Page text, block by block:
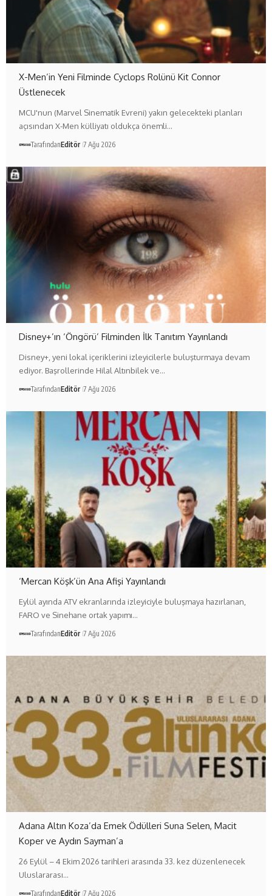
X-Men’in Yeni Filminde Cyclops Rolünü Kit Connor
Üstlenecek
MCU'nun (Marvel Sinematik Evreni) yakın gelecekteki planları
açısından X-Men külliyatı oldukça önemli…
TarafındanEditör 7 Ağu 2026
Disney+’ın ‘Öngörü’ Filminden İlk Tanıtım Yayınlandı
Disney+, yeni lokal içeriklerini izleyicilerle buluşturmaya devam
ediyor. Başrollerinde Hilal Altınbilek ve…
TarafındanEditör 7 Ağu 2026
‘Mercan Köşk’ün Ana Afişi Yayınlandı
Eylül ayında ATV ekranlarında izleyiciyle buluşmaya hazırlanan,
FARO ve Sinehane ortak yapımı…
TarafındanEditör 7 Ağu 2026
Adana Altın Koza’da Emek Ödülleri Suna Selen, Macit
Koper ve Aydın Sayman’a
26 Eylül – 4 Ekim 2026 tarihleri arasında 33. kez düzenlenecek
Uluslararası…
TarafındanEditör 7 Ağu 2026